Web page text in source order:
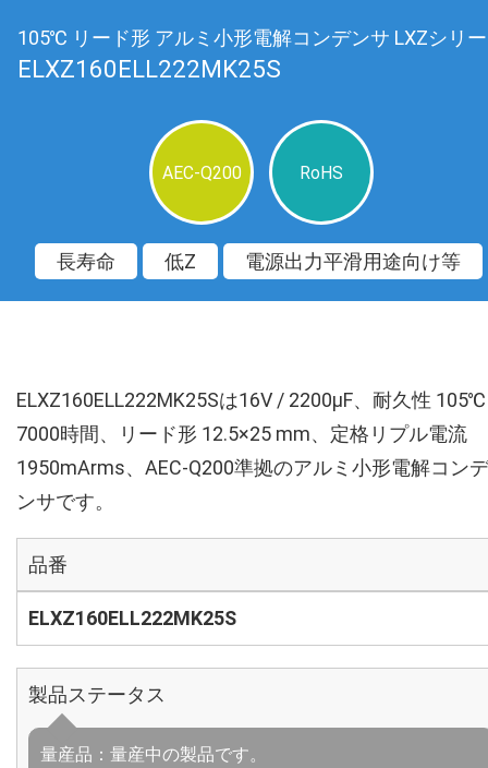
105℃ リード形 アルミ小形電解コンデンサ LXZシリ
ELXZ160ELL222MK25S
AEC-Q200 RoHS
長寿命 低Z 電源出力平滑用途向け等
ELXZ160ELL222MK25Sは16V / 2200µF、耐久性 105℃
7000時間、リード形 12.5×25 mm、定格リプル電流
1950mArms、AEC-Q200準拠のアルミ小形電解コンデ
ンサです。
品番
ELXZ160ELL222MK25S
製品ステータス
量産品：量産中の製品です。